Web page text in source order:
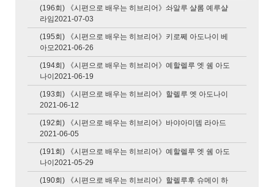
(196회) 《시편으로 배우는 히브리어》솨알루 샬롬 예루샬
라임2021-07-03
(195회) 《시편으로 배우는 히브리어》키로쩨 아도나이 베
아모2021-06-26
(194회) 《시편으로 배우는 히브리어》예할렐루 엣 쉠 아도
나이2021-06-19
(193회) 《시편으로 배우는 히브리어》할렐루 엣 아도나이
2021-06-12
(192회) 《시편으로 배우는 히브리어》바야아미뎀 라아드
2021-06-05
(191회) 《시편으로 배우는 히브리어》예할렐루 엣 쉠 아도
나이2021-05-29
(190회) 《시편으로 배우는 히브리어》할렐루후 슈메이 하